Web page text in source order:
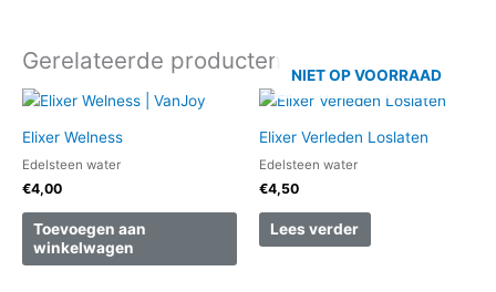
Gerelateerde producten
Elixer Welness
Edelsteen water
€4,00
Toevoegen aan
winkelwagen
NIET OP VOORRAAD
Elixer Verleden Loslaten
Edelsteen water
€4,50
Lees verder